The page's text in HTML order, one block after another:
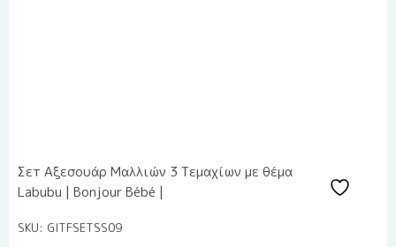
Σετ Αξεσουάρ Μαλλιών 3 Τεμαχίων με θέμα
Labubu | Bonjour Bébé |
SKU: GITFSETSS09